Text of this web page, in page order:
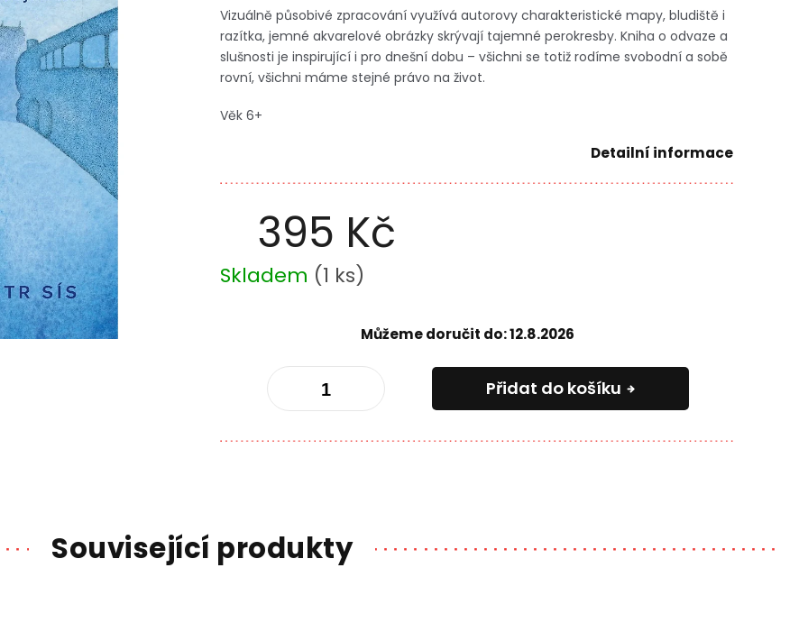
395 Kč
Měrná
cena:
Skladem (1 ks)
Můžeme doručit do:12.8.2026
Přidat do košíku
Vizuálně působivé zpracování využívá autorovy charakteristické mapy, bludiště i
razítka, jemné akvarelové obrázky skrývají tajemné perokresby. Kniha o odvaze a
slušnosti je inspirující i pro dnešní dobu – všichni se totiž rodíme svobodní a sobě
rovní, všichni máme stejné právo na život.
Věk 6+
Detailní informace
Související produkty